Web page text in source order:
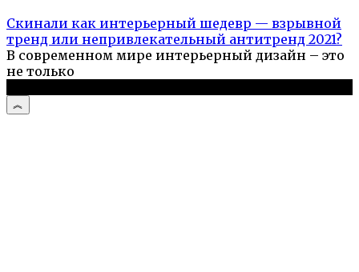
Скинали как интерьерный шедевр — взрывной
тренд или непривлекательный антитренд 2021?
В современном мире интерьерный дизайн – это
не только